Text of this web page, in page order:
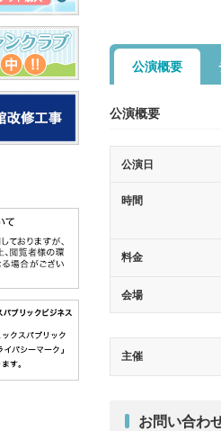
公演概要
公演概要
公演日
時間
料金
会場
主催
お問い合わ